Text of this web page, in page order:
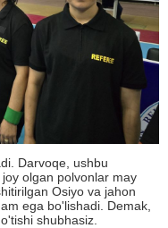
Darvoqe, ushbu
olgan polvonlar may
Osiyo va jahon
ega bo'lishadi. Demak,
shubhasiz.